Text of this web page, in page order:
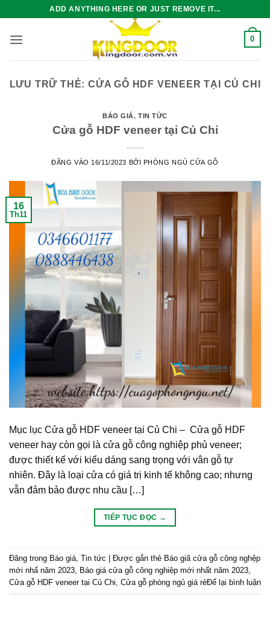
nội
ADD ANYTHING HERE OR JUST REMOVE IT...
0
LƯU TRỮ THẺ: CỬA GỖ HDF VENEER TẠI CỦ CHI
BÁO GIÁ,TIN TỨC
Cửa gỗ HDF veneer tại Củ Chi
ĐĂNG VÀO 16/11/2023 BỞI PHÒNG NGỦ CỬA GỖ
16
Th11
Mục lục Cửa gỗ HDF veneer tại Củ Chi – Cửa gỗ HDF
veneer hay còn gọi là cửa gỗ công nghiệp phủ veneer;
được thiết kế với kiểu dáng sang trọng với vân gỗ tự
nhiên. Đây là loại cửa có giá trị kinh tế không cao; nhưng
vẫn đảm bảo được nhu cầu […]
TIẾP TỤC ĐỌC →
Đăng trong Báo giá, Tin tức Được gắn thẻ Báo giã cửa gỗ công nghệp
mới nhấ năm 2023, Báo giá cửa gỗ công nghiệp mới nhất năm 2023,
Cửa gỗ HDF veneer tại Củ Chi, Cửa gỗ phòng ngủ giá rẻĐể lại bình luận